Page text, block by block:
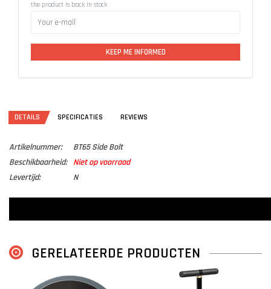
the product is back in stock
KEEP ME INFORMED
DETAILS SPECIFICATIES REVIEWS
Artikelnummer:
BT65 Side Bolt
Beschikbaarheid:
Niet op voorraad
Levertijd:
N
GERELATEERDE PRODUCTEN